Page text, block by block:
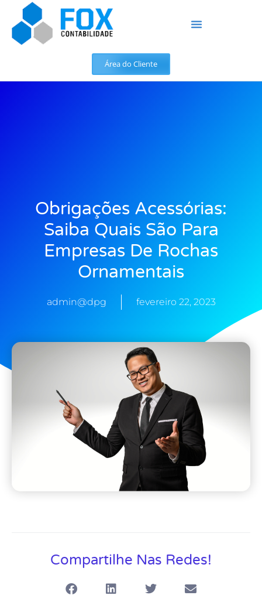
Área do Cliente
Obrigações Acessórias:
Saiba Quais São Para
Empresas De Rochas
Ornamentais
admin@dpg fevereiro 22, 2023
Compartilhe Nas Redes!